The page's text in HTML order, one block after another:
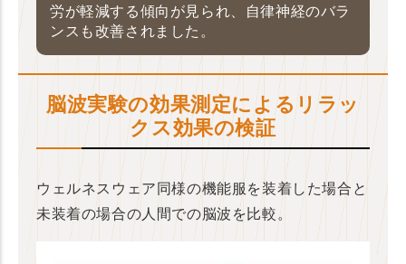
労が軽減する傾向が見られ、自律神経のバラ
ンスも改善されました。
脳波実験の効果測定によるリラッ
クス効果の検証
ウェルネスウェア同様の機能服を装着した場合と
未装着の場合の人間での脳波を比較。